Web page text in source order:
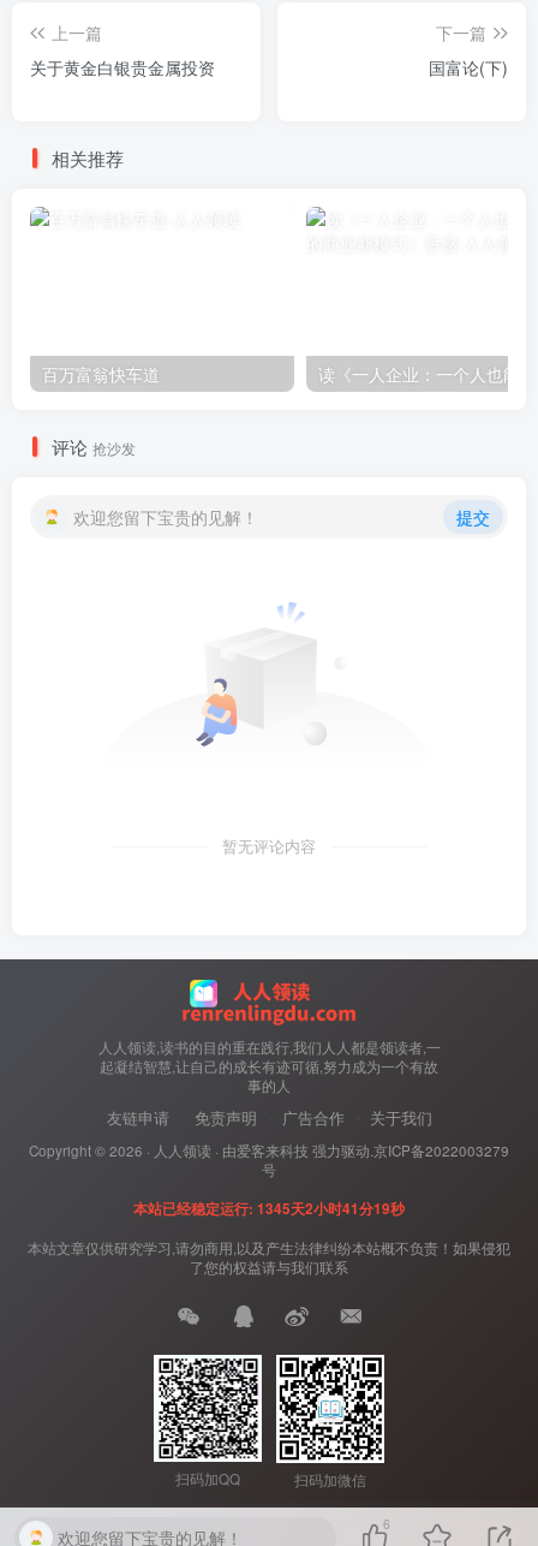
上一篇
关于黄金白银贵金属投资
下一篇
国富论(下)
相关推荐
百万富翁快车道
评论 抢沙发
欢迎您留下宝贵的见解！ 提交
暂无评论内容
人人领读,读书的目的重在践行,我们人人都是领读者,一
起凝结智慧,让自己的成长有迹可循,努力成为一个有故
事的人
友链申请 免责声明 广告合作 关于我们
Copyright ©2026 · 人人领读 · 由爱客来科技 强力驱动. 京ICP备2022003279
号
本站已经稳定运行: 1345天2小时41分19秒
本站文章仅供研究学习,请勿商用,以及产生法律纠纷本站概不负责！如果侵犯
了您的权益请与我们联系
扫码加QQ 扫码加微信
欢迎您留下宝贵的见解！
6